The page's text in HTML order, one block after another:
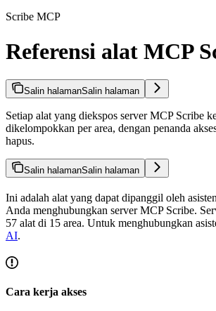
Scribe MCP
Referensi alat MCP
Salin halamanSalin halaman
Setiap alat yang diekspos server MCP Scribe
dikelompokkan per area, dengan penanda
hapus.
Salin halamanSalin halaman
Ini adalah alat yang dapat dipanggil oleh
Anda menghubungkan server MCP Scribe.
57 alat di 15 area. Untuk menghubungkan
AI.
Cara kerja akses